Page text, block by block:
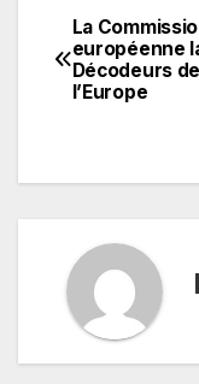
de
La
européenne
Décodeurs de
l’Europe